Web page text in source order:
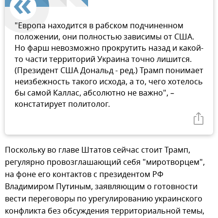
"Европа находится в рабском подчиненном
положении, они полностью зависимы от США.
Но фарш невозможно прокрутить назад и какой-
то части территорий Украина точно лишится.
(Президент США Дональд - ред.) Трамп понимает
неизбежность такого исхода, а то, чего хотелось
бы самой Каллас, абсолютно не важно", –
констатирует политолог.
Поскольку во главе Штатов сейчас стоит Трамп,
регулярно провозглашающий себя "миротворцем",
на фоне его контактов с президентом РФ
Владимиром Путиным, заявляющим о готовности
вести переговоры по урегулированию украинского
конфликта без обсуждения территориальной темы,